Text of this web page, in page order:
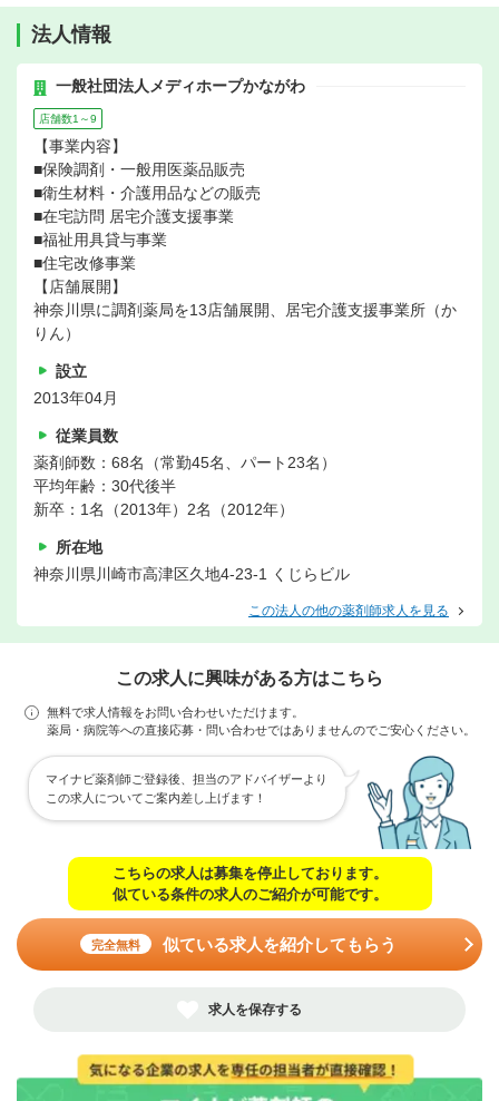
法人情報
一般社団法人メディホープかながわ
店舗数1～9
【事業内容】
■保険調剤・一般用医薬品販売
■衛生材料・介護用品などの販売
■在宅訪問 居宅介護支援事業
■福祉用具貸与事業
■住宅改修事業
【店舗展開】
神奈川県に調剤薬局を13店舗展開、居宅介護支援事業所（か
りん）
設立
2013年04月
従業員数
薬剤師数：68名（常勤45名、パート23名）
平均年齢：30代後半
新卒：1名（2013年）2名（2012年）
所在地
神奈川県川崎市高津区久地4-23-1 くじらビル
この法人の他の薬剤師求人を見る
この求人に興味がある方はこちら
無料で求人情報をお問い合わせいただけます。
薬局・病院等への直接応募・問い合わせではありませんのでご安心ください。
マイナビ薬剤師ご登録後、担当のアドバイザーより
この求人についてご案内差し上げます！
こちらの求人は募集を停止しております。
似ている条件の求人のご紹介が可能です。
完全無料 似ている求人を紹介してもらう
求人を保存する